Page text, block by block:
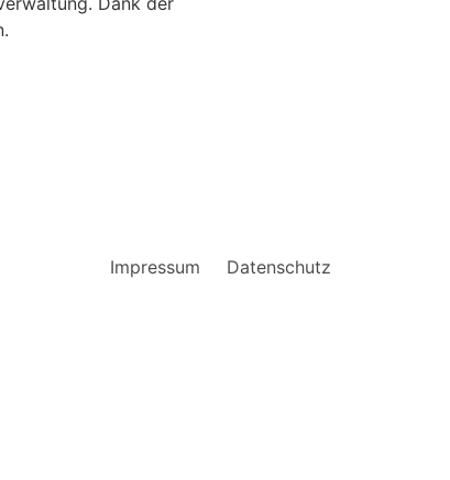
Impressum Datenschutz